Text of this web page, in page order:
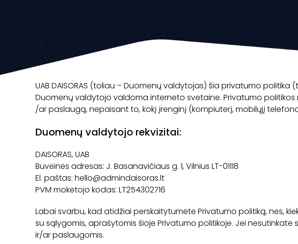
UAB DAISORAS (toliau – Duomenų valdytojas) šia privatumo
Duomenų valdytojo valdoma interneto svetaine. Privatumo
/ar paslaugą, nepaisant to, kokį įrenginį (kompiuterį, mobilųjį
Duomenų valdytojo rekvizitai:
DAISORAS, UAB
Buveinės adresas: J. Basanavičiaus g. 1, Vilnius LT-01118
El. paštas: hello@admindaisoras.lt
PVM mokėtojo kodas: LT254302716
Labai svarbu, kad atidžiai perskaitytumėte Privatumo politiką, nes,
su sąlygomis, aprašytomis šioje Privatumo politikoje. Jei
ir/ar paslaugomis.